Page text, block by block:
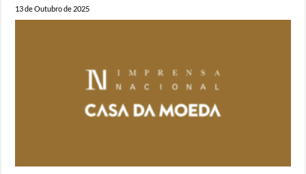
13 de Outubro de 2025